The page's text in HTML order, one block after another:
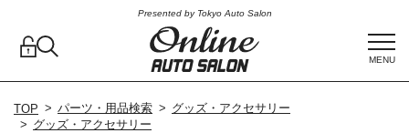
Presented by Tokyo Auto Salon
MENU
TOP パーツ・用品検索
グッズ・アクセサリー
グッズ・アクセサリー